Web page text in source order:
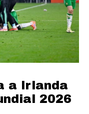
a Irlanda
2026